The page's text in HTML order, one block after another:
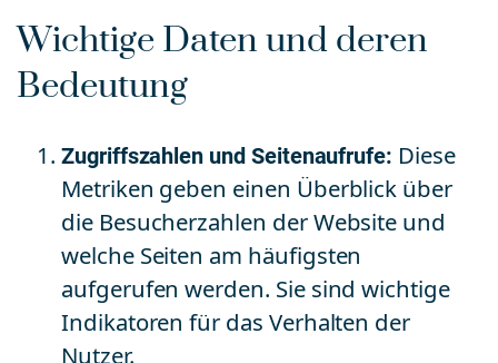
Wichtige Daten und deren
Bedeutung
Zugriffszahlen und Seitenaufrufe: Diese
Metriken geben einen Überblick über
die Besucherzahlen der Website und
welche Seiten am häufigsten
aufgerufen werden. Sie sind wichtige
Indikatoren für das Verhalten der
Nutzer.